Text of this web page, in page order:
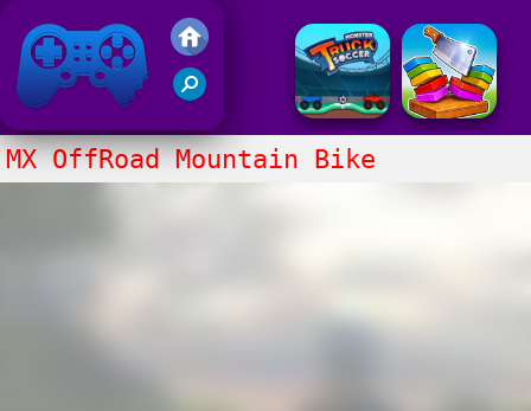
Juegos Friv 2020
MX OffRoad Mountain Bike